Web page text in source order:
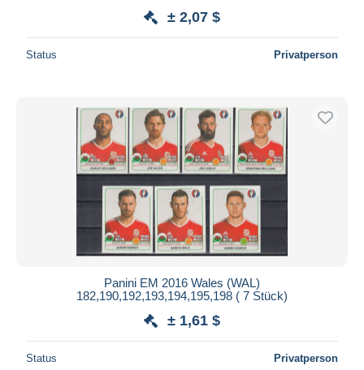
± 2,07 $
Status Privatperson
Panini EM 2016 Wales (WAL)
182,190,192,193,194,195,198 ( 7 Stück)
± 1,61 $
Status Privatperson